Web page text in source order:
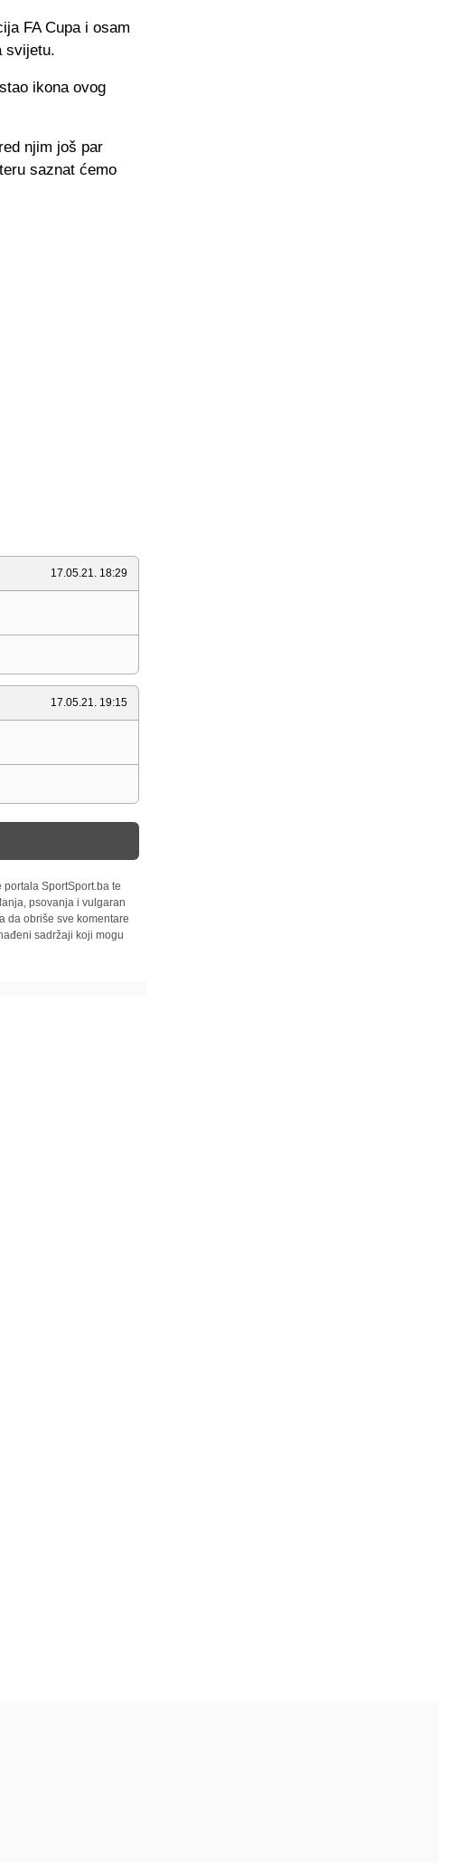
FA Cupa i osam
svijetu.
ikona ovog
njim još par
saznat ćemo
17.05.21. 18:29
17.05.21. 19:15
SportSport.ba te
psovanja i vulgaran
da obriše sve komentare
sadržaji koji mogu